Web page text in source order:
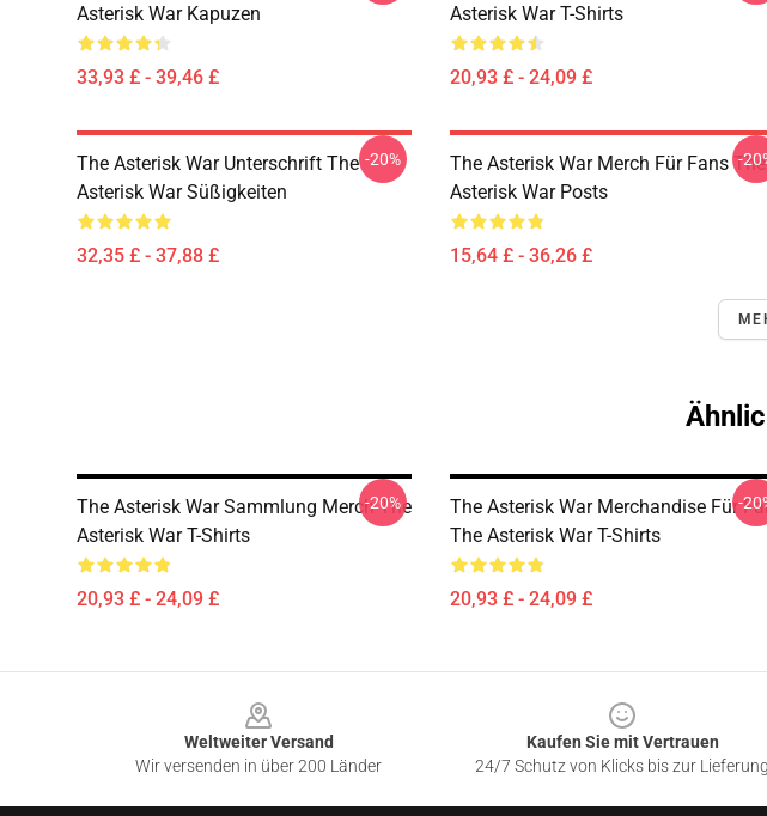
Asterisk War Kapuzen
33,93 £ - 39,46 £
Asterisk War T-Shirts
20,93 £ - 24,09 £
The Asterisk War Unterschrift The
Asterisk War Süßigkeiten
32,35 £ - 37,88 £
-20%
The Asterisk War Merch Für Fans The
Asterisk War Posts
15,64 £ - 36,26 £
-
The Asterisk War Sammlung Merch The
Asterisk War T-Shirts
20,93 £ - 24,09 £
-20%
The Asterisk War Merchandise Für
The Asterisk War T-Shirts
20,93 £ - 24,09 £
-
Weltweiter Versand
Wir versenden in über 200 Länder
Kaufen Sie mit Vertrauen
24/7 Schutz von Klicks bis zur Lieferung